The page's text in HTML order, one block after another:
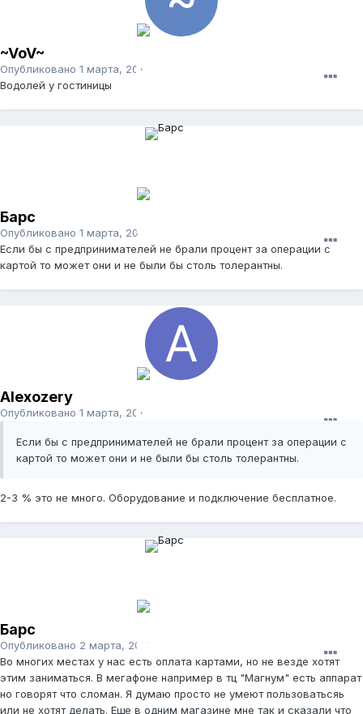
~VoV~
Опубликовано 1 марта, 2012
Водолей у гостиницы
Барс
Опубликовано 1 марта, 2012
Если бы с предпринимателей не брали процент за операции с
картой то может они и не были бы столь толерантны.
Alexozery
Опубликовано 1 марта, 2012
Если бы с предпринимателей не брали процент за операции с
картой то может они и не были бы столь толерантны.
2-3 % это не много. Оборудование и подключение бесплатное.
Барс
Опубликовано 2 марта, 2012
Во многих местах у нас есть оплата картами, но не везде хотят
этим заниматься. В мегафоне например в тц "Магнум" есть аппарат
но говорят что сломан. Я думаю просто не умеют пользоватьсяь
или не хотят делать. Еще в одним магазине мне так и сказали что